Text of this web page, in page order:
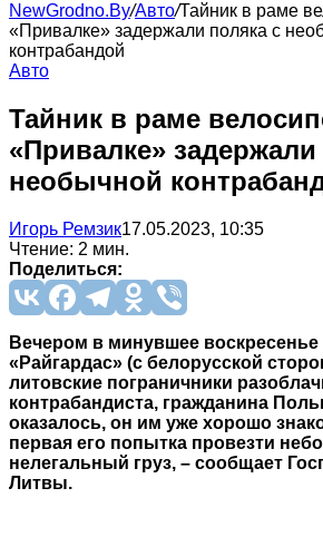
NewGrodno.By/Авто/Тайник в раме
«Привалке» задержали поляка с
контрабандой
Авто
Тайник в раме
«Привалке» задержали
необычной
Игорь Ремзик17.05.2023, 10:35
Чтение: 2 мин.
Поделиться:
Вечером в минувшее воскресенье
«Райгардас» (с белорусской
литовские пограничники
контрабандиста, гражданина
оказалось, он им уже хорошо
первая его попытка провезти
нелегальный груз, – сообщает
Литвы.